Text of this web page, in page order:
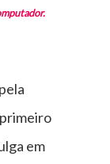
primeiro
em